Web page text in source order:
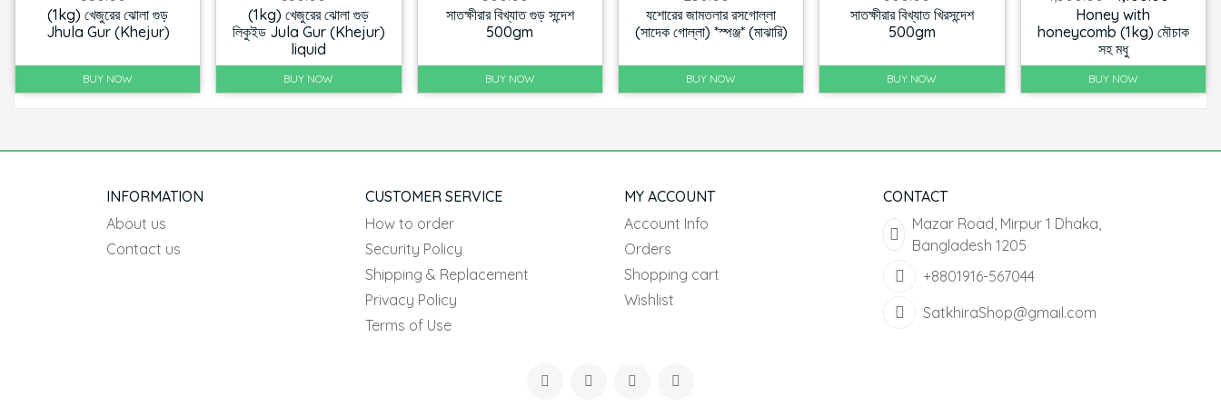
(1kg) খেজুরের ঝোলা গুড়
Jhula Gur (Khejur)
BUY NOW
(1kg) খেজুরের ঝোলা গুড়
লিকুইড Jula Gur (Khejur)
liquid
BUY NOW
সাতক্ষীরার বিখ্যাত গুড় সন্দেশ
500gm
BUY NOW
যশোরের জামতলার রসগোল্লা
(সাদেক গোল্লা) *স্পঞ্জ* (মাঝারি)
BUY NOW
সাতক্ষীরার বিখ্যাত খিরসন্দেশ
500gm
BUY NOW
price
was:
1,500.00৳ .
is:
Honey with
honeycomb (1kg) মৌচাক
সহ মধু
BUY NOW
INFORMATION
About us
Contact us
CUSTOMER SERVICE
How to order
Security Policy
Shipping & Replacement
Privacy Policy
Terms of Use
MY ACCOUNT
Account Info
Orders
Shopping cart
Wishlist
CONTACT
Mazar Road, Mirpur 1 Dhaka,
Bangladesh 1205
+8801916-567044
SatkhiraShop@gmail.com